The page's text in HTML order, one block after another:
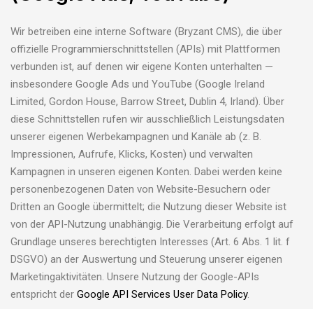
Wir betreiben eine interne Software (Bryzant CMS), die über
offizielle Programmierschnittstellen (APIs) mit Plattformen
verbunden ist, auf denen wir eigene Konten unterhalten —
insbesondere Google Ads und YouTube (Google Ireland
Limited, Gordon House, Barrow Street, Dublin 4, Irland). Über
diese Schnittstellen rufen wir ausschließlich Leistungsdaten
unserer eigenen Werbekampagnen und Kanäle ab (z. B.
Impressionen, Aufrufe, Klicks, Kosten) und verwalten
Kampagnen in unseren eigenen Konten. Dabei werden keine
personenbezogenen Daten von Website-Besuchern oder
Dritten an Google übermittelt; die Nutzung dieser Website ist
von der API-Nutzung unabhängig. Die Verarbeitung erfolgt auf
Grundlage unseres berechtigten Interesses (Art. 6 Abs. 1 lit. f
DSGVO) an der Auswertung und Steuerung unserer eigenen
Marketingaktivitäten. Unsere Nutzung der Google-APIs
entspricht der Google API Services User Data Policy.